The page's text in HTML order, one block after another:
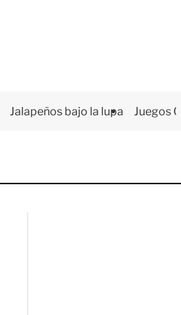
Jalapeños bajo la lupa Juegos